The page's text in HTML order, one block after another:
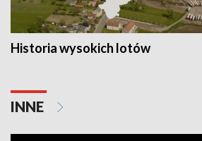
Historia wysokich lotów
INNE